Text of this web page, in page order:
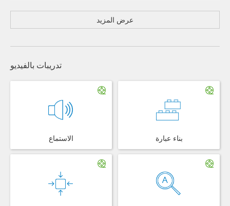
عرض المزيد
تدريبات بالفيديو
الاستماع بناء عبارة